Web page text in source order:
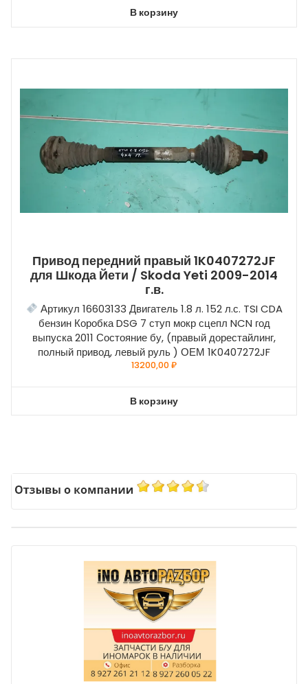
В корзину
Привод передний правый 1K0407272JF
для Шкода Йети / Skoda Yeti 2009-2014
г.в.
Артикул 16603133 Двигатель 1.8 л. 152 л.с. TSI CDA
бензин Коробка DSG 7 ступ мокр сцепл NCN год
выпуска 2011 Состояние бу, (правый дорестайлинг,
полный привод, левый руль ) ОЕМ 1K0407272JF
13200,00₽
В корзину